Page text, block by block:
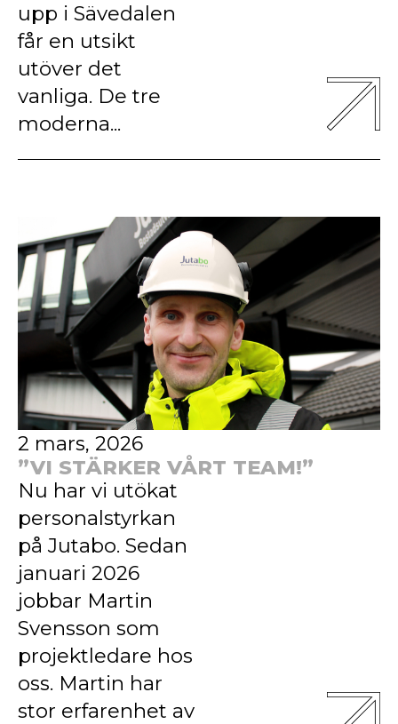
upp i Sävedalen
får en utsikt
utöver det
vanliga. De tre
moderna...
2 mars, 2026
”VI STÄRKER VÅRT TEAM!”
Nu har vi utökat
personalstyrkan
på Jutabo. Sedan
januari 2026
jobbar Martin
Svensson som
projektledare hos
oss. Martin har
stor erfarenhet av